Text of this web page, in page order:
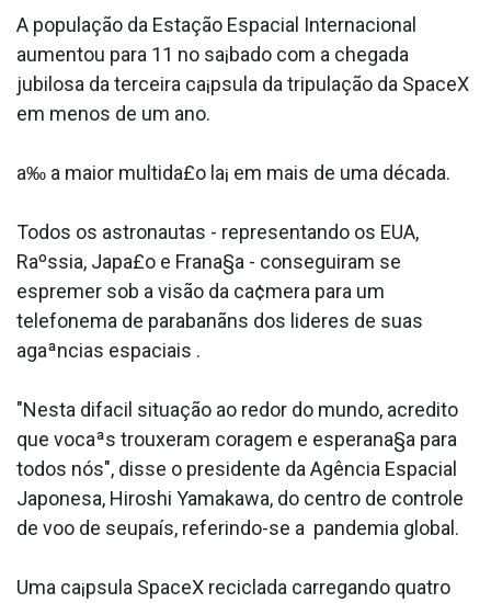
A população da Estação Espacial Internacional
aumentou para 11 no sa¡bado com a chegada
jubilosa da terceira ca¡psula da tripulação da SpaceX
em menos de um ano.
a‰ a maior multida£o la¡ em mais de uma década.
Todos os astronautas - representando os EUA,
Raºssia, Japa£o e Frana§a - conseguiram se
espremer sob a visão da ca¢mera para um
telefonema de parabanãns dos lideres de suas
agaªncias espaciais .
"Nesta difa­cil situação ao redor do mundo, acredito
que vocaªs trouxeram coragem e esperana§a para
todos nós", disse o presidente da Agência Espacial
Japonesa, Hiroshi Yamakawa, do centro de controle
de voo de seupaís, referindo-se a pandemia global.
Uma ca¡psula SpaceX reciclada carregando quatro